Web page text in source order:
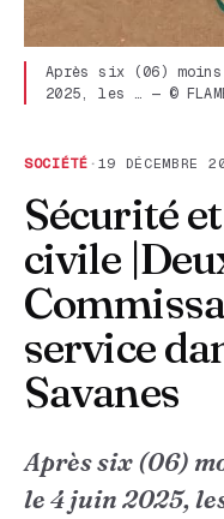
Après six (06)
2025, les … — ©
SOCIÉTÉ · 19 DÉCEMBRE
Sécurité
civile
service
Savanes
Après six (06)
le 4 juin 2025,